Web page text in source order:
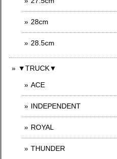
28cm
28.5cm
▼TRUCK▼
ACE
INDEPENDENT
ROYAL
THUNDER